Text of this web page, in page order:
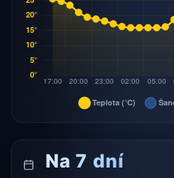
Na 7 dní